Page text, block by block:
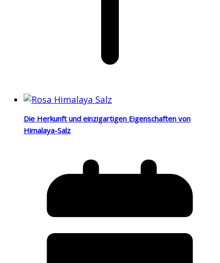
Die Herkunft und einzigartigen Eigenschaften von
Himalaya-Salz